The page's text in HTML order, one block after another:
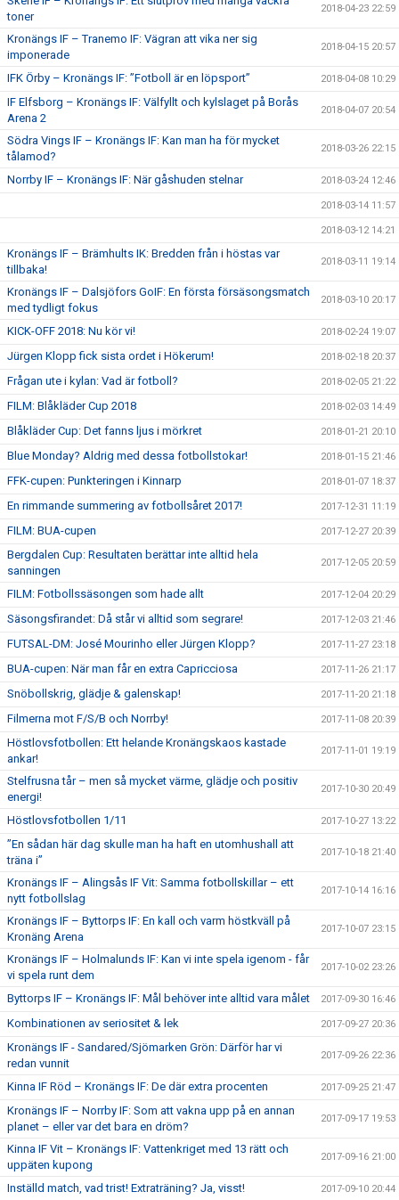
toner
2018-04-23 22:59
Kronängs IF – Tranemo IF: Vägran att vika ner sig
imponerade
2018-04-15 20:57
IFK Örby – Kronängs IF: ”Fotboll är en löpsport” 2018-04-08 10:29
IF Elfsborg – Kronängs IF: Välfyllt och kylslaget på Borås
Arena 2
2018-04-07 20:54
Södra Vings IF – Kronängs IF: Kan man ha för mycket
tålamod?
2018-03-26 22:15
Norrby IF – Kronängs IF: När gåshuden stelnar 2018-03-24 12:46
2018-03-14 11:57
2018-03-12 14:21
Kronängs IF – Brämhults IK: Bredden från i höstas var
tillbaka!
2018-03-11 19:14
Kronängs IF – Dalsjöfors GoIF: En första försäsongsmatch
med tydligt fokus
2018-03-10 20:17
KICK-OFF 2018: Nu kör vi! 2018-02-24 19:07
Jürgen Klopp fick sista ordet i Hökerum! 2018-02-18 20:37
Frågan ute i kylan: Vad är fotboll? 2018-02-05 21:22
FILM: Blåkläder Cup 2018 2018-02-03 14:49
Blåkläder Cup: Det fanns ljus i mörkret 2018-01-21 20:10
Blue Monday? Aldrig med dessa fotbollstokar! 2018-01-15 21:46
FFK-cupen: Punkteringen i Kinnarp 2018-01-07 18:37
En rimmande summering av fotbollsåret 2017! 2017-12-31 11:19
FILM: BUA-cupen 2017-12-27 20:39
Bergdalen Cup: Resultaten berättar inte alltid hela
sanningen
2017-12-05 20:59
FILM: Fotbollssäsongen som hade allt 2017-12-04 20:29
Säsongsfirandet: Då står vi alltid som segrare! 2017-12-03 21:46
FUTSAL-DM: José Mourinho eller Jürgen Klopp? 2017-11-27 23:18
BUA-cupen: När man får en extra Capricciosa 2017-11-26 21:17
Snöbollskrig, glädje & galenskap! 2017-11-20 21:18
Filmerna mot F/S/B och Norrby! 2017-11-08 20:39
Höstlovsfotbollen: Ett helande Kronängskaos kastade
ankar!
2017-11-01 19:19
Stelfrusna tår – men så mycket värme, glädje och positiv
energi!
2017-10-30 20:49
Höstlovsfotbollen 1/11 2017-10-27 13:22
”En sådan här dag skulle man ha haft en utomhushall att
träna i”
2017-10-18 21:40
Kronängs IF – Alingsås IF Vit: Samma fotbollskillar – ett
nytt fotbollslag
2017-10-14 16:16
Kronängs IF – Byttorps IF: En kall och varm höstkväll på
Kronäng Arena
2017-10-07 23:15
Kronängs IF – Holmalunds IF: Kan vi inte spela igenom - får
vi spela runt dem
2017-10-02 23:26
Byttorps IF – Kronängs IF: Mål behöver inte alltid vara målet 2017-09-30 16:46
Kombinationen av seriositet & lek 2017-09-27 20:36
Kronängs IF - Sandared/Sjömarken Grön: Därför har vi
redan vunnit
2017-09-26 22:36
Kinna IF Röd – Kronängs IF: De där extra procenten 2017-09-25 21:47
Kronängs IF – Norrby IF: Som att vakna upp på en annan
planet – eller var det bara en dröm?
2017-09-17 19:53
Kinna IF Vit – Kronängs IF: Vattenkriget med 13 rätt och
uppäten kupong
2017-09-16 21:00
Inställd match, vad trist! Extraträning? Ja, visst! 2017-09-10 20:44